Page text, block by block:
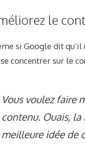
le
si Google dit
concentrer sur le
Vous voulez faire
contenu. Ouais,
meilleure idée de